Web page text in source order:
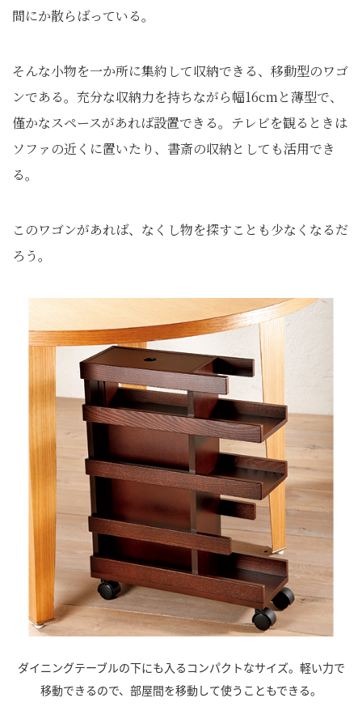
間にか散らばっている。
そんな小物を一か所に集約して収納できる、移動型のワゴ
ンである。充分な収納力を持ちながら幅16cmと薄型で、
僅かなスペースがあれば設置できる。テレビを観るときは
ソファの近くに置いたり、書斎の収納としても活用でき
る。
このワゴンがあれば、なくし物を探すことも少なくなるだ
ろう。
ダイニングテーブルの下にも入るコンパクトなサイズ。軽い力で
移動できるので、部屋間を移動して使うこともできる。